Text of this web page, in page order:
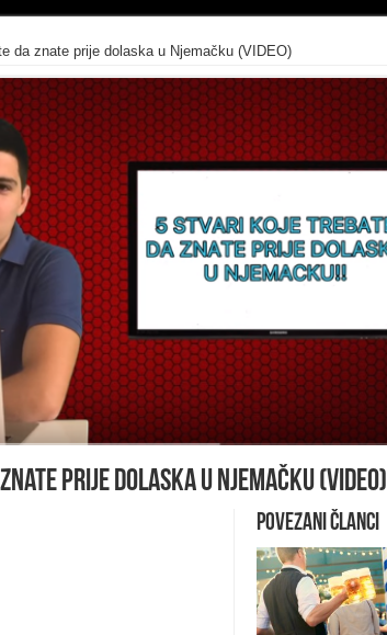
da znate prije dolaska u Njemačku (VIDEO)
prije dolaska u Njemačku (VIDEO)
Povezani članci